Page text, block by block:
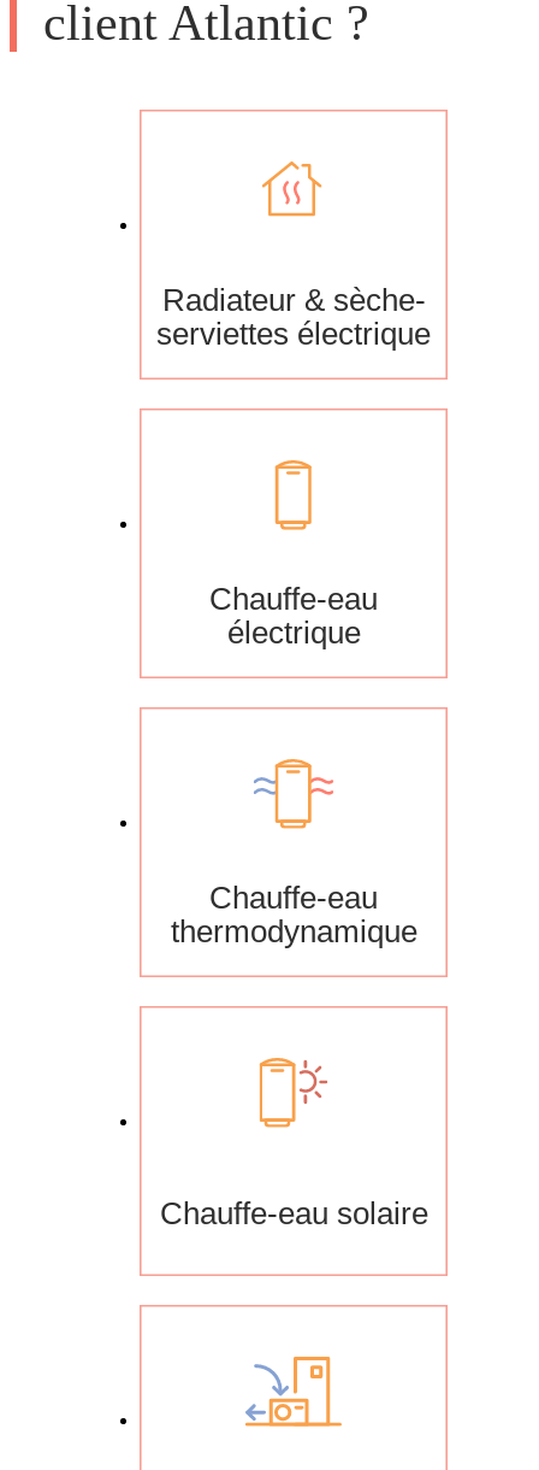
client Atlantic ?
Radiateur & sèche-
serviettes électrique
Chauffe-eau
électrique
Chauffe-eau
thermodynamique
Chauffe-eau solaire